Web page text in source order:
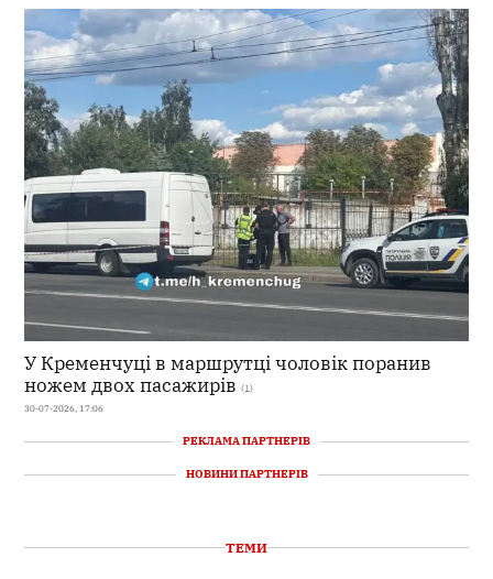
У Кременчуці в маршрутці чоловік поранив
ножем двох пасажирів (1)
30-07-2026, 17:06
РЕКЛАМА ПАРТНЕРІВ
НОВИНИ ПАРТНЕРІВ
ТЕМИ